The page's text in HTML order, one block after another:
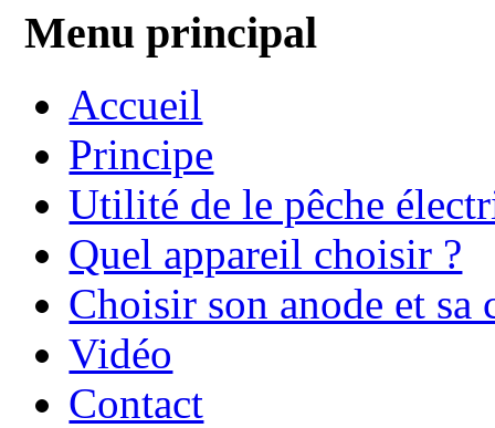
Menu principal
Accueil
Principe
Utilité de le pêche
Quel appareil choisir ?
Choisir son anode et sa
Vidéo
Contact